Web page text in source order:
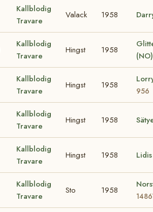
Kallblodig
Travare
Valack 1958
Kallblodig
Travare
Hingst 1958
(NO)
Kallblodig
Travare
Hingst 1958
956
Kallblodig
Travare
Hingst 1958
Kallblodig
Travare
Hingst 1958
Kallblodig
Travare
Sto 1958